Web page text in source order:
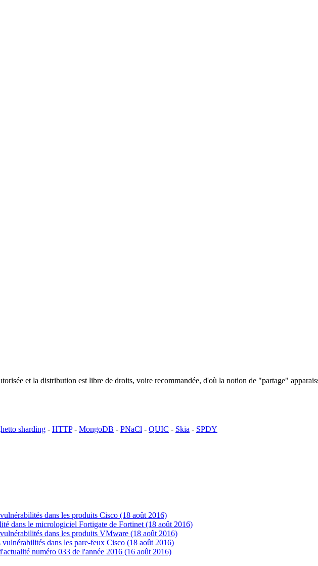
et la distribution est libre de droits, voire recommandée, d'où la notion de "partage"
sharding - HTTP- MongoDB - PNaCl - QUIC - Skia - SPDY
dans les produits Cisco (18 août 2016)
dans le micrologiciel Fortigate de Fortinet (18 août 2016)
dans les produits VMware (18 août 2016)
dans les pare-feux Cisco (18 août 2016)
numéro 033 de l'année 2016 (16 août 2016)